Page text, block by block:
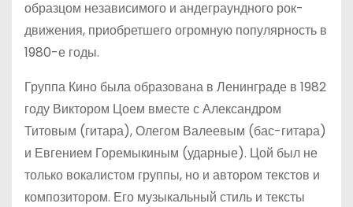
образцом независимого и андеграундного рок-
движения, приобретшего огромную популярность в
1980-е годы.
Группа Кино была образована в Ленинграде в 1982
году Виктором Цоем вместе с Александром
Титовым (гитара), Олегом Валеевым (бас-гитара)
и Евгением Горемыкиным (ударные). Цой был не
только вокалистом группы, но и автором текстов и
композитором. Его музыкальный стиль и тексты